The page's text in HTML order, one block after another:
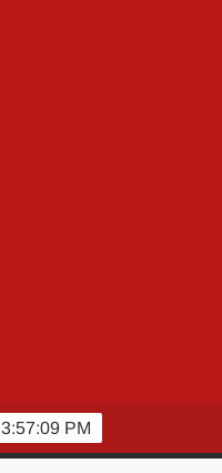
3:57:10 PM